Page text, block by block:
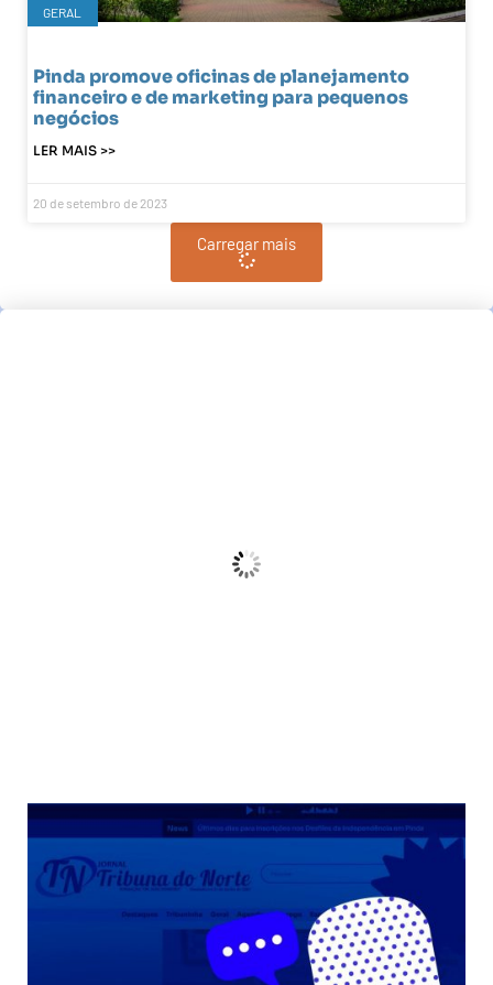
GERAL
Pinda promove oficinas de planejamento
financeiro e de marketing para pequenos
negócios
LER MAIS >>
20 de setembro de 2023
Carregar mais
Wind Gust:10 Km/h